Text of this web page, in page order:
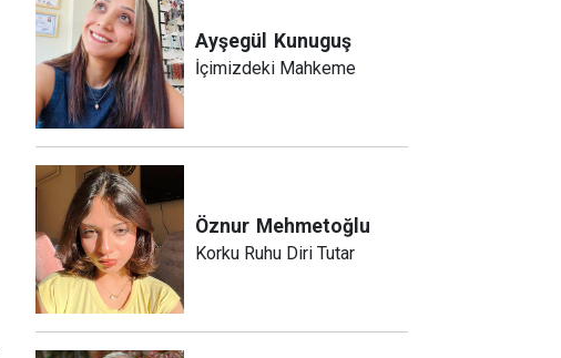
Ayşegül Kunuguş
İçimizdeki Mahkeme
Öznur Mehmetoğlu
Korku Ruhu Diri Tutar